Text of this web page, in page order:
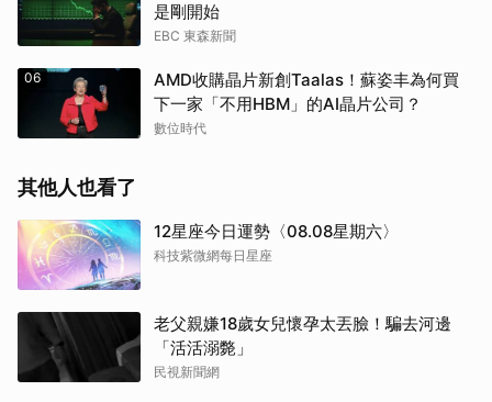
是剛開始
EBC 東森新聞
06
AMD收購晶片新創Taalas！蘇姿丰為何買
下一家「不用HBM」的AI晶片公司？
數位時代
其他人也看了
12星座今日運勢〈08.08星期六〉
科技紫微網每日星座
老父親嫌18歲女兒懷孕太丟臉！騙去河邊
「活活溺斃」
民視新聞網